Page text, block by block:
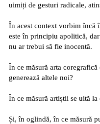
uimiți de gesturi radicale,
În acest context vorbim încă
este în principiu apolitică,
nu ar trebui să fie inocentă.
În ce măsură arta
generează altele noi?
În ce măsură artiștii se uită
Și, în oglindă, în ce măsură